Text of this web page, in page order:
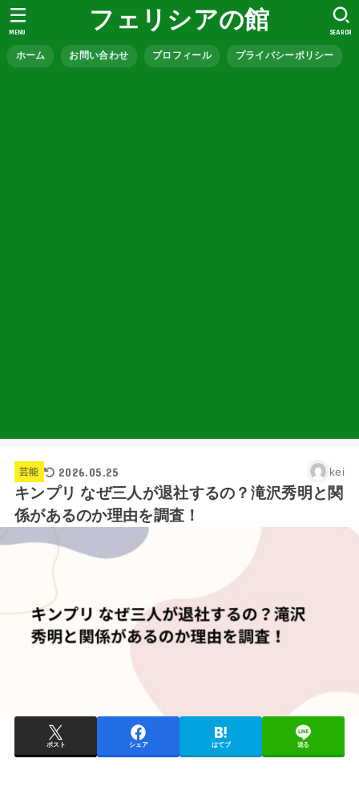
フェリシアの館
ホーム お問い合わせ プロフィール プライバシーポリシー
SEARCH
MENU
芸能 2026.05.25 kei
キンプリ なぜ三人が退社するの？滝沢秀明と関
係があるのか理由を調査！
ポスト シェア はてブ 送る